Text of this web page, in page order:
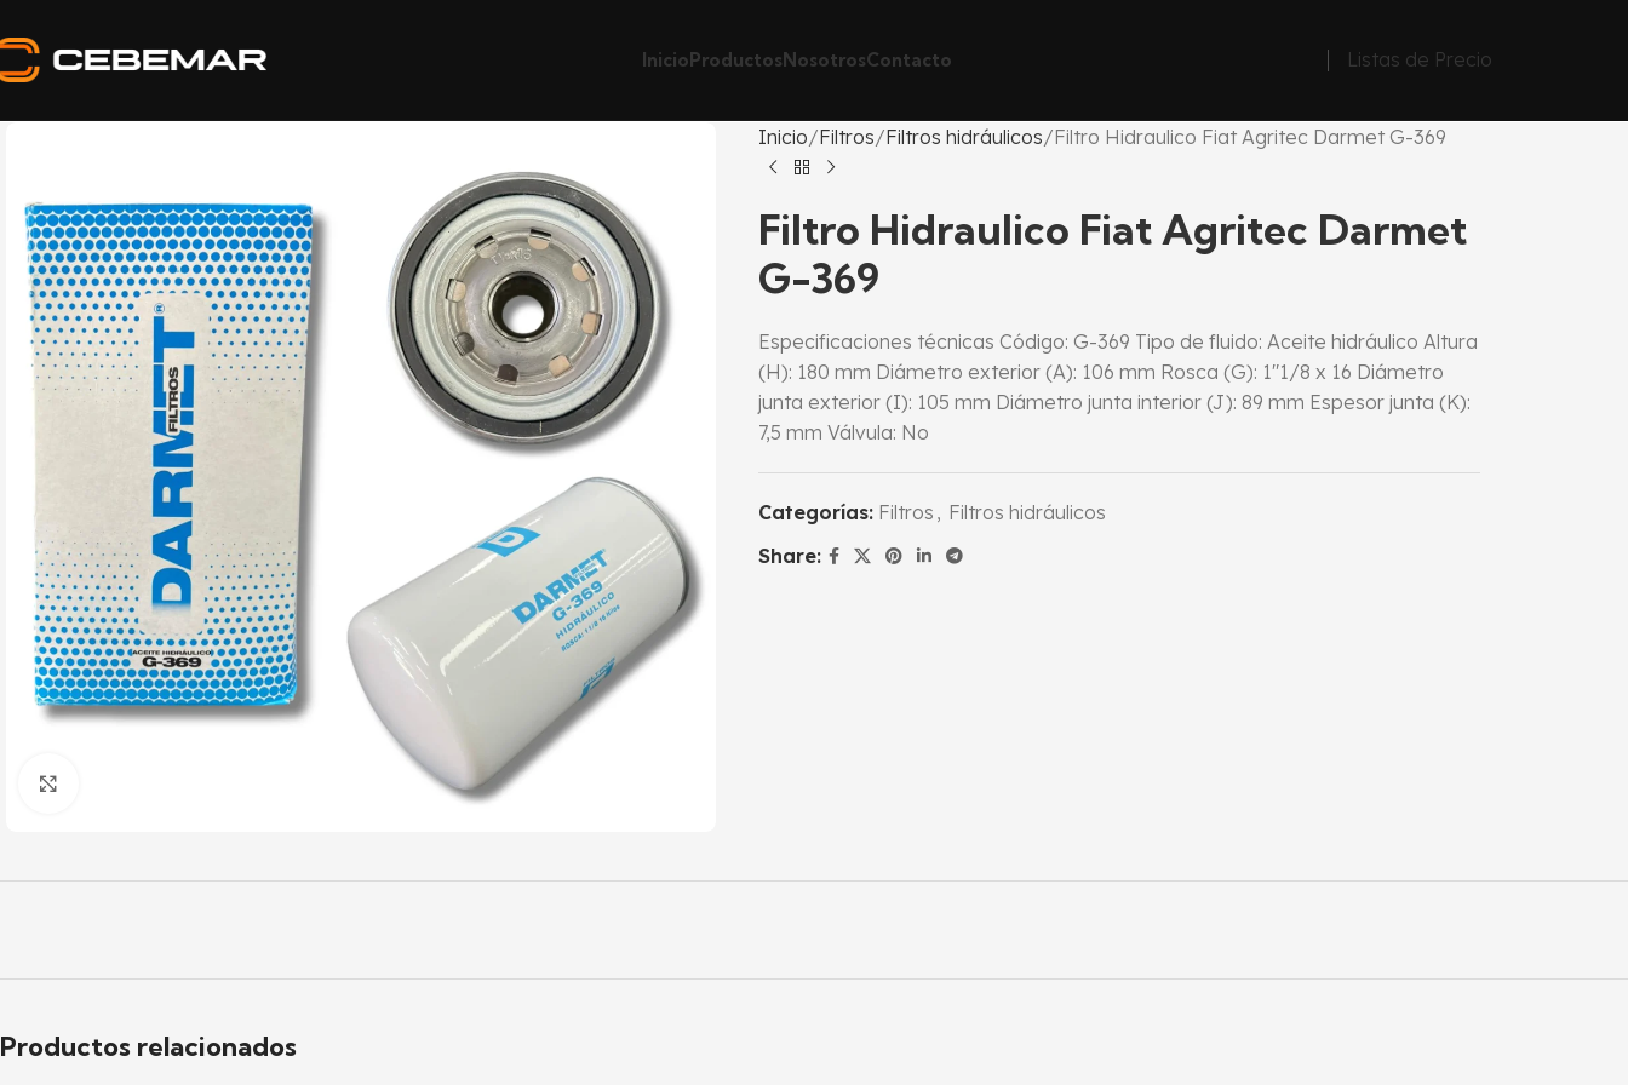
InicioProductosNosotrosContacto Listas de Precio
Inicio Filtros Filtros hidráulicos Filtro Hidraulico Fiat Agritec Darmet G-369
Filtro Hidraulico Fiat Agritec Darmet
G-369
Especificaciones técnicas Código: G-369 Tipo de fluido: Aceite hidráulico Altura
(H): 180 mm Diámetro exterior (A): 106 mm Rosca (G): 1″1/8 x 16 Diámetro
junta exterior (I): 105 mm Diámetro junta interior (J): 89 mm Espesor junta (K):
7,5 mm Válvula: No
Categorías: Filtros , Filtros hidráulicos
Share:
Productos relacionados